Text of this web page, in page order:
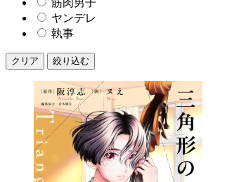
ヤンデレ
執事
クリア 絞り込む